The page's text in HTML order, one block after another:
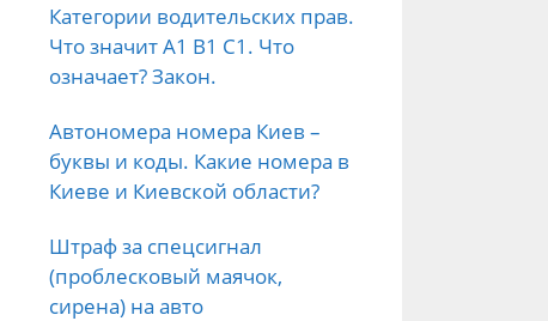
Категории водительских прав.
Что значит А1 B1 C1. Что
означает? Закон.
Автономера номера Киев –
буквы и коды. Какие номера в
Киеве и Киевской области?
Штраф за спецсигнал
(проблесковый маячок,
сирена) на авто